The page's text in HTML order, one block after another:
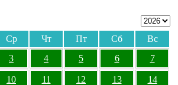
Ср Чт Пт Сб
Вс
3 4 5 6 7
10 11 12 13 14